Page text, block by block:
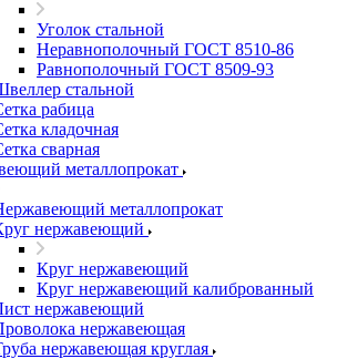
Уголок стальной
Неравнополочный ГОСТ 8510-86
Равнополочный ГОСТ 8509-93
стальной
рабица
кладочная
сварная
металлопрокат
металлопрокат
нержавеющий
Круг нержавеющий
Круг нержавеющий калиброванный
нержавеющий
нержавеющая
нержавеющая круглая